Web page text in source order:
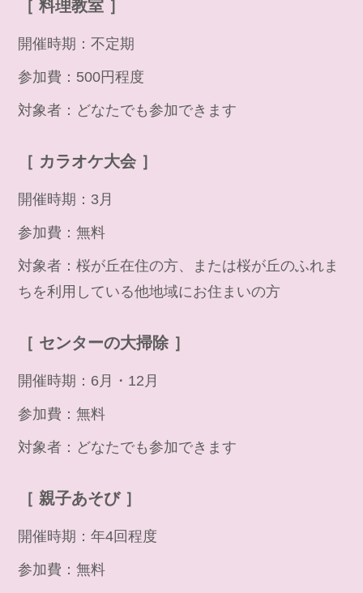
開催時期：不定期
参加費：500円程度
対象者：どなたでも参加できます
［ カラオケ大会 ］
開催時期：3月
参加費：無料
対象者：桜が丘在住の方、または桜が丘のふれま
ちを利用している他地域にお住まいの方
［ センターの大掃除 ］
開催時期：6月・12月
参加費：無料
対象者：どなたでも参加できます
［ 親子あそび ］
開催時期：年4回程度
参加費：無料